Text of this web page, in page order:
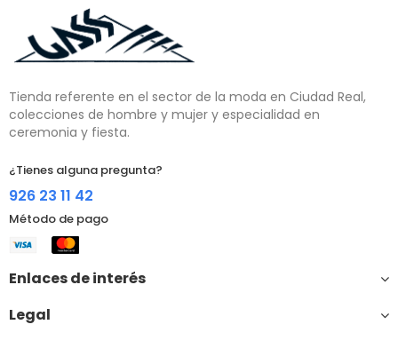
Tienda referente en el sector de la moda en Ciudad Real,
colecciones de hombre y mujer y especialidad en
ceremonia y fiesta.
¿Tienes alguna pregunta?
926 23 11 42
Método de pago
Enlaces de interés
Legal